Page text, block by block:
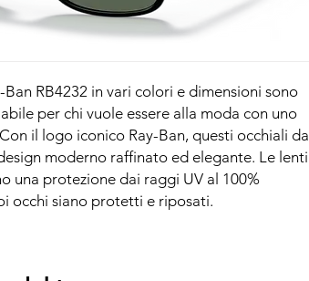
RB4232 in vari colori e dimensioni sono
per chi vuole essere alla moda con uno
il logo iconico Ray-Ban, questi occhiali da
moderno raffinato ed elegante. Le lenti
una protezione dai raggi UV al 100%
occhi siano protetti e riposati.